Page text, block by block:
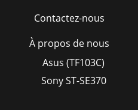
Contactez-nous
À propos de nous
Asus (TF103C)
Sony ST-SE370